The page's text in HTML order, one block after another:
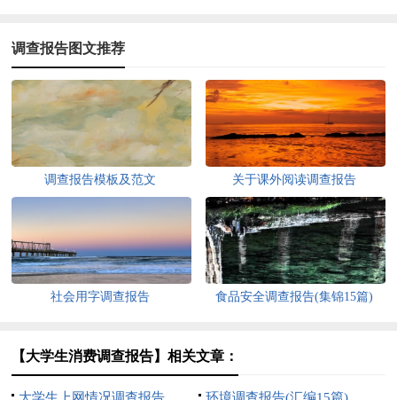
调查报告图文推荐
调查报告模板及范文 关于课外阅读调查报告
社会用字调查报告 食品安全调查报告(集锦15篇)
【大学生消费调查报告】相关文章：
大学生上网情况调查报告 环境调查报告(汇编15篇)